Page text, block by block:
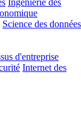
Ingénierie des
Science des données
d'entreprise
Internet des